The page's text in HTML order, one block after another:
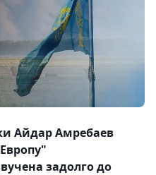
Айдар Амребаев
задолго до